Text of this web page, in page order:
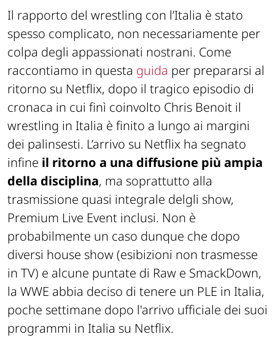
Il rapporto del wrestling con l’Italia è stato
spesso complicato, non necessariamente per
colpa degli appassionati nostrani. Come
raccontiamo in questa guida per prepararsi al
ritorno su Netflix, dopo il tragico episodio di
cronaca in cui finì coinvolto Chris Benoit il
wrestling in Italia è finito a lungo ai margini
dei palinsesti. L’arrivo su Netflix ha segnato
infine il ritorno a una diffusione più ampia
della disciplina, ma soprattutto alla
trasmissione quasi integrale delgli show,
Premium Live Event inclusi. Non è
probabilmente un caso dunque che dopo
diversi house show (esibizioni non trasmesse
in TV) e alcune puntate di Raw e SmackDown,
la WWE abbia deciso di tenere un PLE in Italia,
poche settimane dopo l'arrivo ufficiale dei suoi
programmi in Italia su Netflix.